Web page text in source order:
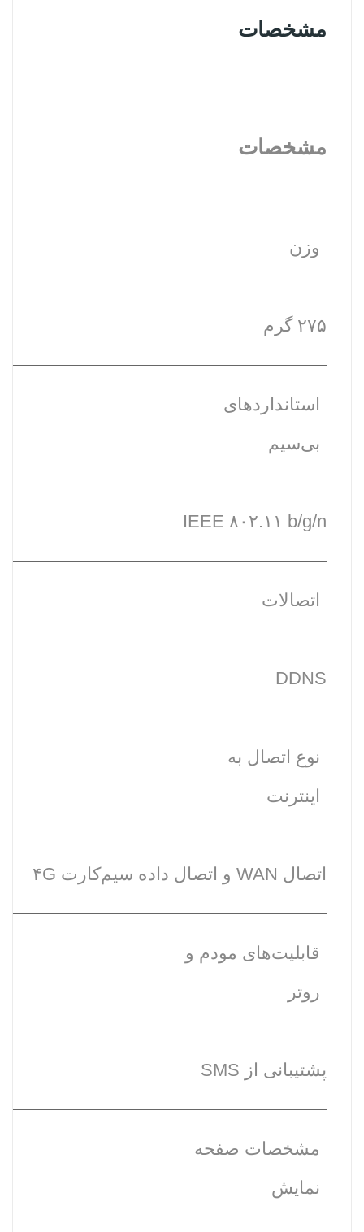
مشخصات
مشخصات
وزن
۲۷۵ گرم
استانداردهای
بی‌سیم
IEEE ۸۰۲.۱۱ b/g/n
اتصالات
DDNS
نوع اتصال به
اینترنت
اتصال WAN و اتصال داده‌ سیم‌کارت ۴G
قابلیت‌های مودم و
روتر
پشتیبانی از SMS
مشخصات صفحه
نمایش